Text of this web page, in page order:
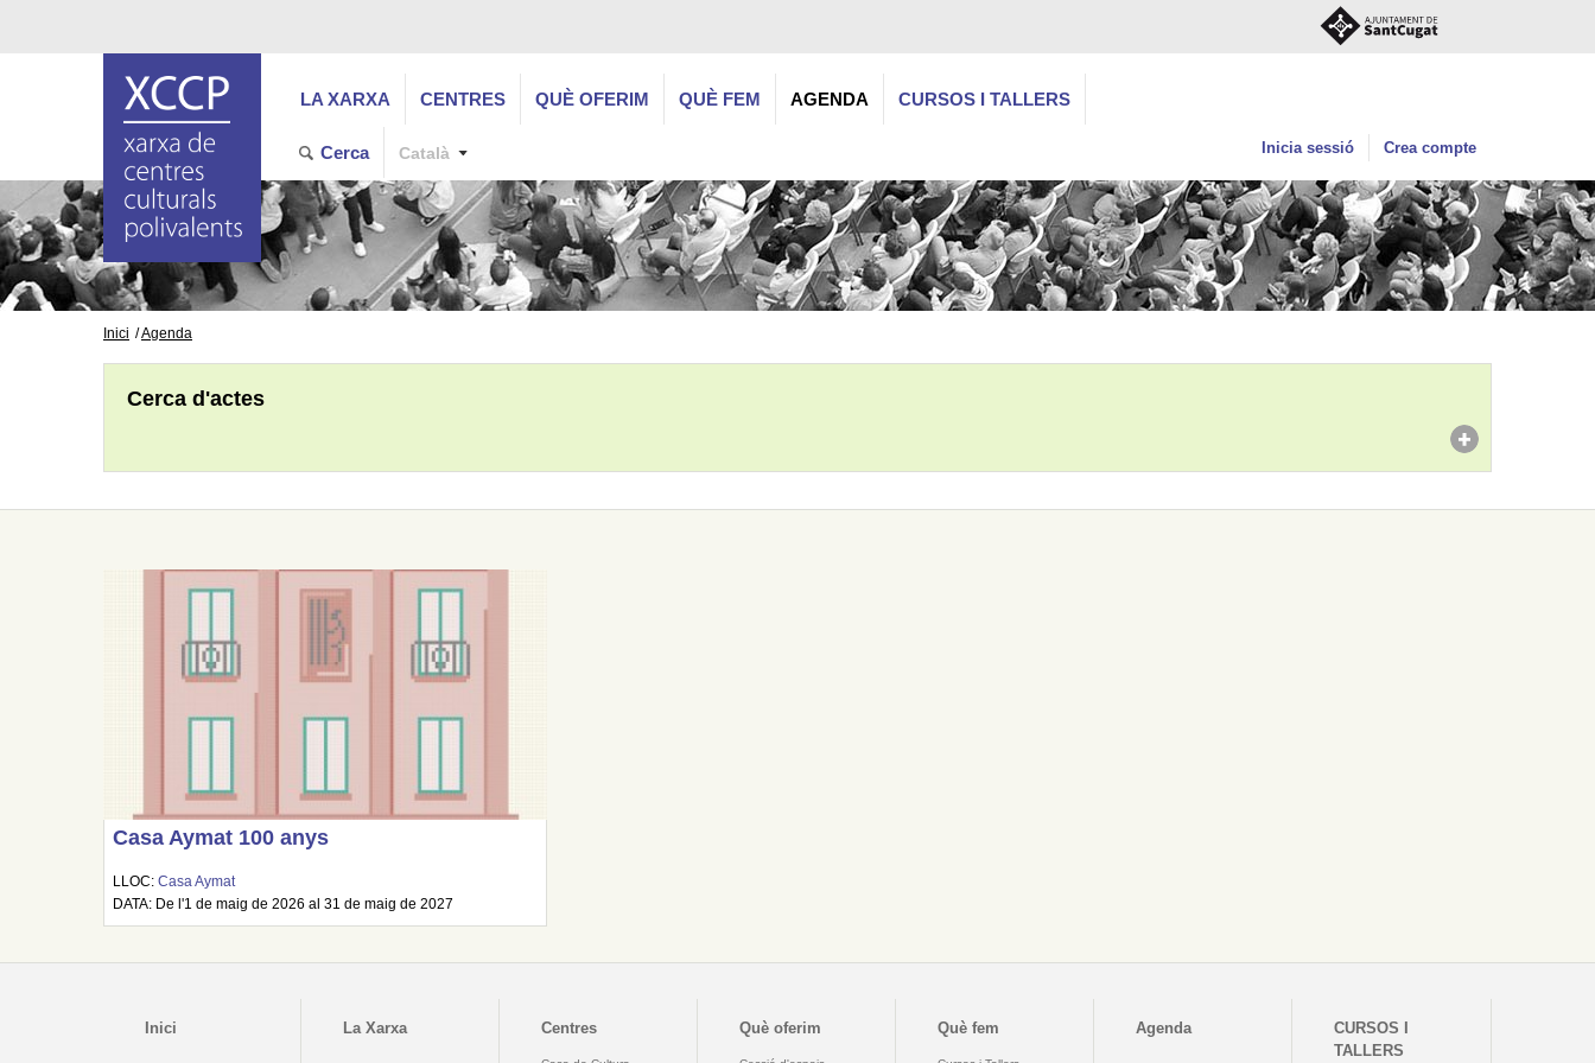
LA XARXA CENTRES QUÈ OFERIM QUÈ FEM AGENDA CURSOS I TALLERS
Cerca Català Inicia sessió Crea compte
Inici Agenda
Cerca d'actes
Casa Aymat 100 anys
LLOC:Casa Aymat
DATA: De l'1 de maig de 2026 al 31 de maig de 2027
Inici La Xarxa Centres Què oferim Què fem Agenda
CURSOS I
TALLERS